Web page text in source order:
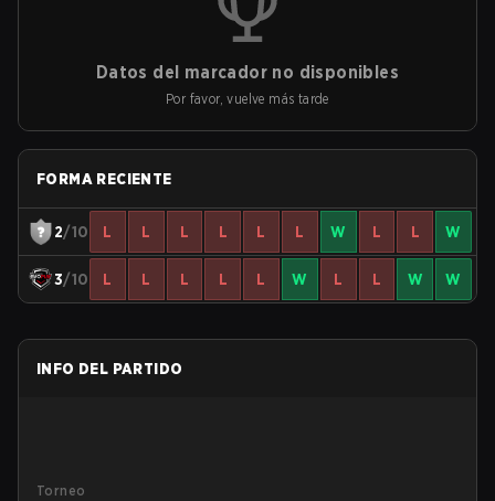
Datos del marcador no disponibles
Por favor, vuelve más tarde
FORMA RECIENTE
2/10 L L L L L L W L L W
3/10 L L L L L W L L W W
INFO DEL PARTIDO
Torneo